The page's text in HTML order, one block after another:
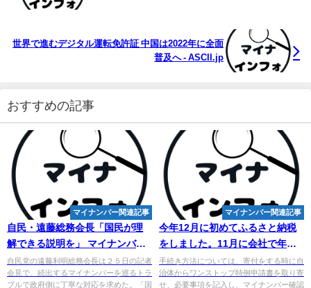
世界で進むデジタル運転免許証 中国は2022年に全面
普及へ - ASCII.jp
おすすめの記事
マイナンバー関連記事
自民・遠藤総務会長「国民が理
解できる説明を」 マイナンバー
問題 - 産経ニュース
自民党の遠藤利明総務会長は２５日の記者
会見で、続出するマイナンバーを巡るトラ
ブルで政府側に丁寧な対応を求めた。「国
マイナンバー関連記事
今年12月に初めてふるさと納税
をしました。11月に会社で年末
調整をしてしまったのですが
手続き方法については、寄付をする時に自
治体からワンストップ特例申請書を取り寄
せ、必要事項を記入し、マイナンバー確認